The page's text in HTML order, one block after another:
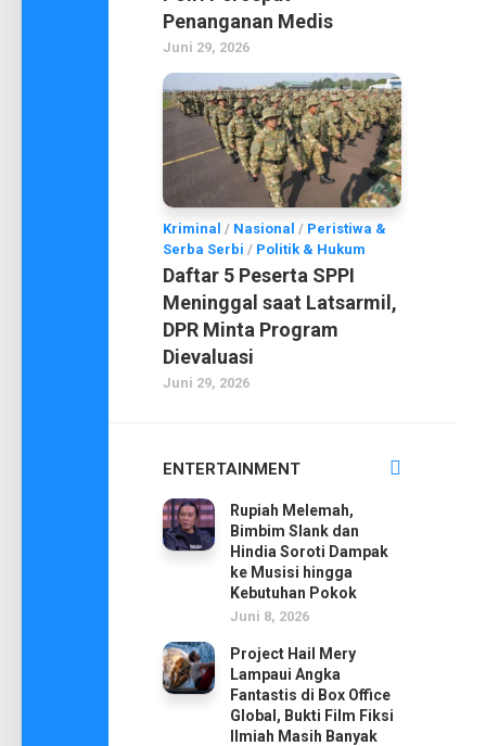
Penanganan Medis
Juni 29, 2026
Kriminal / Nasional / Peristiwa &
Serba Serbi / Politik & Hukum
Daftar 5 Peserta SPPI
Meninggal saat Latsarmil,
DPR Minta Program
Dievaluasi
Juni 29, 2026
ENTERTAINMENT
Rupiah Melemah,
Bimbim Slank dan
Hindia Soroti Dampak
ke Musisi hingga
Kebutuhan Pokok
Juni 8, 2026
Project Hail Mery
Lampaui Angka
Fantastis di Box Office
Global, Bukti Film Fiksi
Ilmiah Masih Banyak